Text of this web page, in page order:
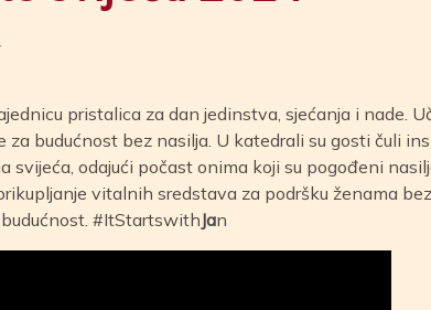
pristalica za dan jedinstva, sjećanja i nade.
za budućnost bez nasilja. U katedrali su gosti čuli
svijeća, odajući počast onima koji su pogođeni
vitalnih sredstava za podršku ženama
#ItStartswithJan